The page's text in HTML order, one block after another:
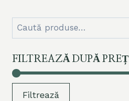
Căutare
pentru:
FILTREAZĂ DUPĂ PREȚ
Filtrează